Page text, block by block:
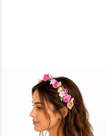
TRACHTENLAND
Diadem Blumen Haarreif
'Sabia' mit Rosen und Blüten,
14,95 €
lieferbar - in 2-3 Werktagen bei dir